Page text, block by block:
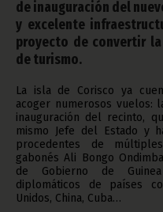
de inauguración del
y excelente
proyecto de convertir
de turismo.
La isla de Corisco ya
acoger numerosos vuelos:
inauguración del recinto,
mismo Jefe del Estado y
procedentes de
gabonés Ali Bongo
de Gobierno de
diplomáticos de países
Unidos, China, Cuba…